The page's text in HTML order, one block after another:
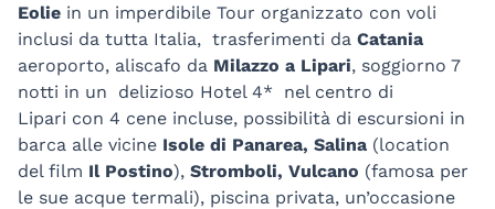
Eolie in un imperdibile Tour organizzato con voli
inclusi da tutta Italia, trasferimenti da Catania
aeroporto, aliscafo da Milazzo a Lipari, soggiorno 7
notti in un delizioso Hotel 4* nel centro di
Lipari con 4 cene incluse, possibilità di escursioni in
barca alle vicine Isole di Panarea, Salina (location
del film Il Postino), Stromboli, Vulcano (famosa per
le sue acque termali), piscina privata, un’occasione